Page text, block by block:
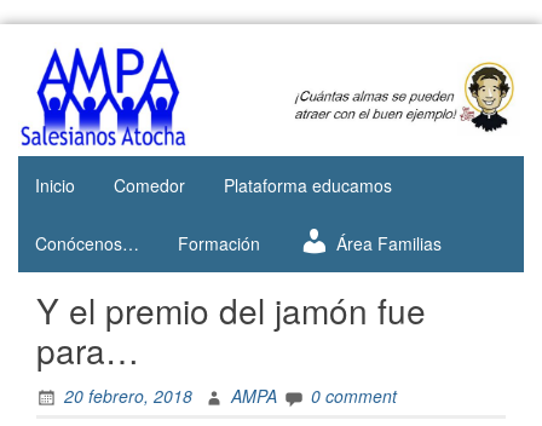
contentAMPA
Salesianos
Atocha
Web del
AMPA del
Colegio
Salesianos
de Atocha
Inicio
Comedor Plataforma educamos
Conócenos… Formación Área Familias
Y el premio del jamón fue
para…
20 febrero, 2018 AMPA
0 comment